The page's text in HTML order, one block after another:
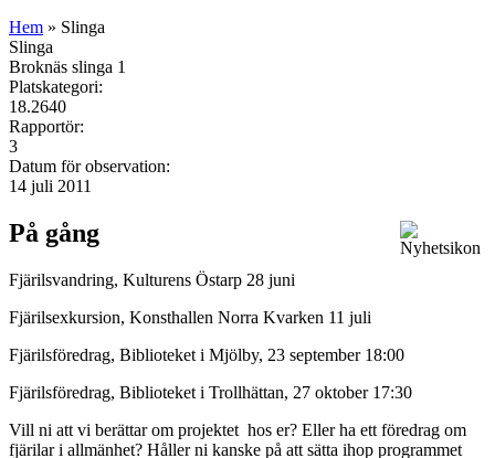
Hem » Slinga
Slinga
Broknäs slinga 1
Platskategori:
18.2640
Rapportör:
3
Datum för observation:
14 juli 2011
På gång
Fjärilsvandring, Kulturens Östarp 28 juni
Fjärilsexkursion, Konsthallen Norra Kvarken 11 juli
Fjärilsföredrag, Biblioteket i Mjölby, 23 september 18:00
Fjärilsföredrag, Biblioteket i Trollhättan, 27 oktober 17:30
Vill ni att vi berättar om projektet hos er? Eller ha ett föredrag om
fjärilar i allmänhet? Håller ni kanske på att sätta ihop programmet